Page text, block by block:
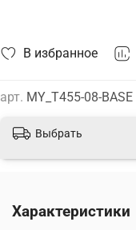
В избранное
арт. MY_T455-08-BASE
Выбрать
Характеристики